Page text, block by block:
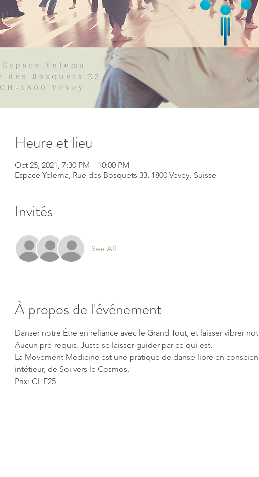
Heure et lieu
Oct 25, 2021, 7:30 PM – 10:00 PM
Espace Yelema, Rue des Bosquets 33, 1800 Vevey, Suisse
Invités
See All
À propos de l'événement
Danser notre Être en reliance avec le Grand Tout, et laisser vibrer
Aucun pré-requis. Juste se laisser guider par ce qui est.
La Movement Medicine est une pratique de danse libre en
intétieur, de Soi vers le Cosmos.
Prix: CHF25